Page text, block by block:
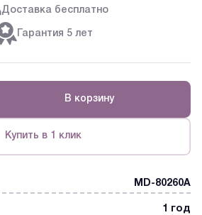
Доставка бесплатно
Гарантия 5 лет
В корзину
Купить в 1 клик
MD-80260A
1 год